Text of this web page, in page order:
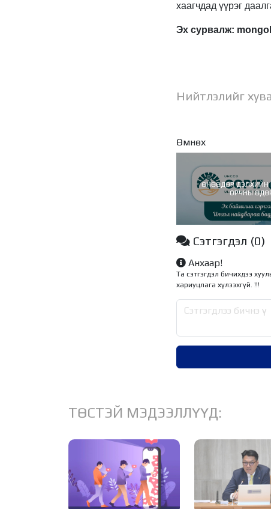
хаагчдад үүрэг
Эх сурвалж:
Нийтлэлийг
Өмнөх
ӨНӨӨДӨР ДЭЛХИЙН
ОРЧНЫ
Сэтгэгдэл (0)
Анхаар!
Та сэтгэгдэл бичихдээ
хариуцлага хүлээхгүй. !!!
ТӨСТЭЙ МЭДЭЭЛЛҮҮД: